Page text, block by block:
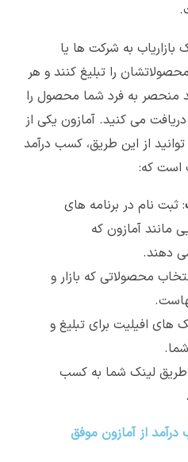
به شرکت ها یا
را تبلیغ کنند و هر
منحصر به فرد شما محصول را
می کنید. آمازون یکی از
از این طریق، کسب درآمد
است که:
: ثبت نام در برنامه های
مانند آمازون که
دهند.
محصولاتی که بازار و
های افیلیت برای تبلیغ و
لینک شما به کسب
از آمازون موفق